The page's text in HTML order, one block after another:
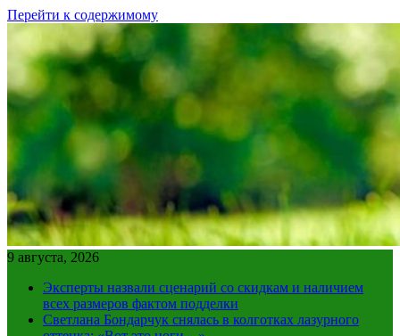
Перейти к содержимому
9 августа, 2026
Эксперты назвали сценарий со скидкам и наличием
всех размеров фактом подделки
Светлана Бондарчук снялась в колготках лазурного